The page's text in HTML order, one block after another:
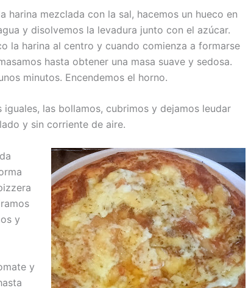
harina mezclada con la sal, hacemos un hueco en
y disolvemos la levadura junto con el azúcar.
la harina al centro y cuando comienza a formarse
hasta obtener una masa suave y sedosa.
minutos. Encendemos el horno.
las bollamos, cubrimos y dejamos leudar
y sin corriente de aire.
y
y